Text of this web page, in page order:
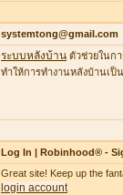
systemtong@gmail.com
ระบบหลังบ้าน ตัวช่วยในก
ทำให้การทำงานหลังบ้านเ
Log In | Robinhood® -
Great site! Keep up the
login account